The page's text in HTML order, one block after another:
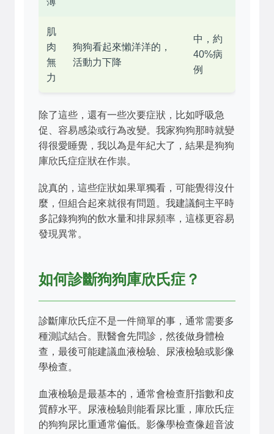
肌
肉
無
力
狗狗看起來懶洋洋的，
活動力下降
中，約
40%病
例
除了這些，還有一些次要症狀，比如呼吸急
促、容易感染或行為改變。我家狗狗那時就變
得很愛睡覺，我以為是年紀大了，結果是狗狗
庫欣氏症症狀在作祟。
說真的，這些症狀如果單獨看，可能覺得沒什
麼，但組合起來就很有問題。我建議飼主平時
多記錄狗狗的飲水量和排尿頻率，這樣更容易
發現異常。
如何診斷狗狗庫欣氏症？
診斷庫欣氏症不是一件簡單的事，通常需要多
種測試結合。獸醫會先問診，然後做身體檢
查，最後可能建議血液檢驗、尿液檢驗或影像
學檢查。
血液檢驗是最基本的，通常會檢查肝指數和皮
質醇水平。尿液檢驗則能看尿比重，庫欣氏症
的狗狗尿比重通常偏低。影像學檢查像超音波